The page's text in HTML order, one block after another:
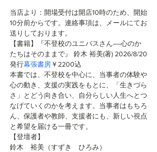
当店より：開場受付は開店10時のため、開始
10分前からです。連絡事項は、メールにてお
送りしております。
【書籍】『不登校のユニパスさん――心のか
たちはそのままで』 鈴木 裕美(著) 2026/8/20
発行幕張書房￥2200込
本書では、不登校を中心に、当事者の体験や
心の動き、支援の実践をもとに、「生きづら
さ」とどう向き合い、自分らしい人生へとつ
なげていくのかを考えます。当事者はもちろ
ん、保護者や教師、支援者にも、新しい視点
と希望を届ける一冊です。
【登壇者】
鈴木　裕美（すずき　ひろみ）